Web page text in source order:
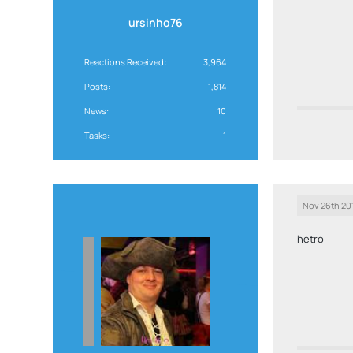
ursinho76
Reactions Received 3,964
Posts 1,814
News 10
Tasks 1
Nov 26th
hetro